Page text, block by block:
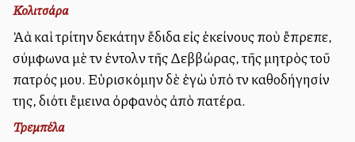
Κολιτσάρα
Ἀλλὰ καὶ τρίτην δεκάτην ἔδιδα εἰς ἐκείνους ποὺ ἔπρεπε,
σύμφωνα μὲ τὴν ἐντολὴν τῆς Δεββώρας, τῆς μητρὸς τοῦ
πατρός μου. Εὑρισκόμην δὲ ἐγὼ ὑπὸ τὴν καθοδήγησίν
της, διότι ἔμεινα ὀρφανὸς ἀπὸ πατέρα.
Τρεμπέλα